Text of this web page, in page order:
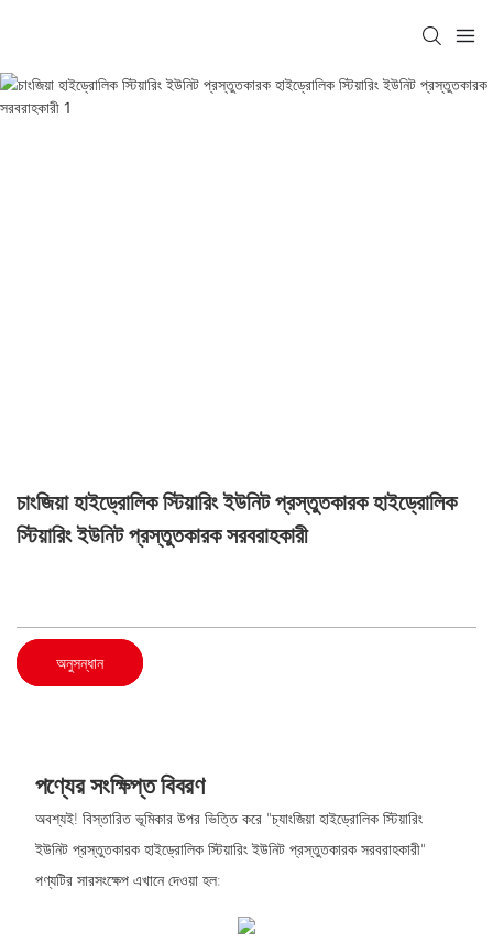
চাংজিয়া হাইড্রোলিক স্টিয়ারিং ইউনিট প্রস্তুতকারক হাইড্রোলিক
স্টিয়ারিং ইউনিট প্রস্তুতকারক সরবরাহকারী
অনুসন্ধান
পণ্যের সংক্ষিপ্ত বিবরণ
অবশ্যই! বিস্তারিত ভূমিকার উপর ভিত্তি করে "চ্যাংজিয়া হাইড্রোলিক স্টিয়ারিং
ইউনিট প্রস্তুতকারক হাইড্রোলিক স্টিয়ারিং ইউনিট প্রস্তুতকারক সরবরাহকারী"
পণ্যটির সারসংক্ষেপ এখানে দেওয়া হল: